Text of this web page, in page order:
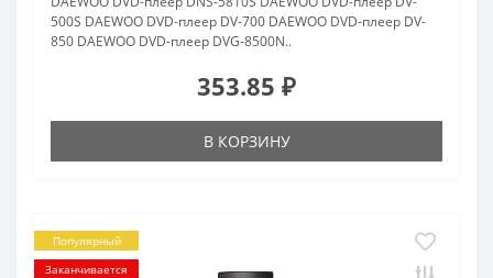
500S DAEWOO DVD-плеер DV-700 DAEWOO DVD-плеер DV-
850 DAEWOO DVD-плеер DVG-8500N..
353.85 ₽
В КОРЗИНУ
Популярный
Заканчивается